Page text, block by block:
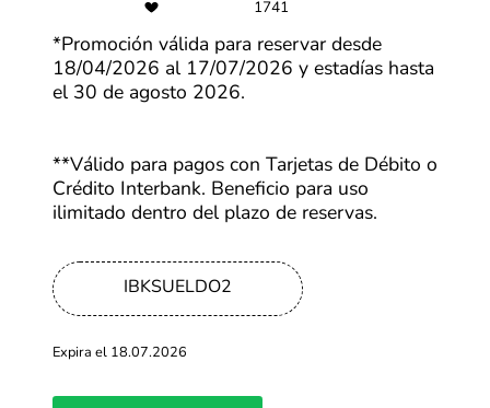
Últimas entradas del blog
¿Cuándo será la primera edición del
1741
*Promoción válida para reservar desde
18/04/2026 al 17/07/2026 y estadías hasta
el 30 de agosto 2026.
**Válido para pagos con Tarjetas de Débito o
Crédito Interbank. Beneficio para uso
ilimitado dentro del plazo de reservas.
IBKSUELDO2
Expira el 18.07.2026